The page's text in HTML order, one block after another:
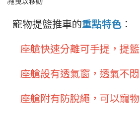
寵物提籃推車的重點特色 ：
座艙快速分離可手提，提
座艙設有透氣窗，透氣不
座艙附有防脫繩，可以寵